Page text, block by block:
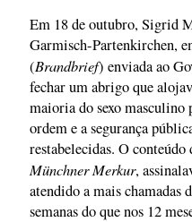
Em 18 de outubro, Sigrid
Garmisch-Partenkirchen,
(Brandbrief) enviada ao
fechar um abrigo que
maioria do sexo masculino
ordem e a segurança
restabelecidas. O conteúdo
Münchner Merkur,
atendido a mais chamadas
semanas do que nos 12